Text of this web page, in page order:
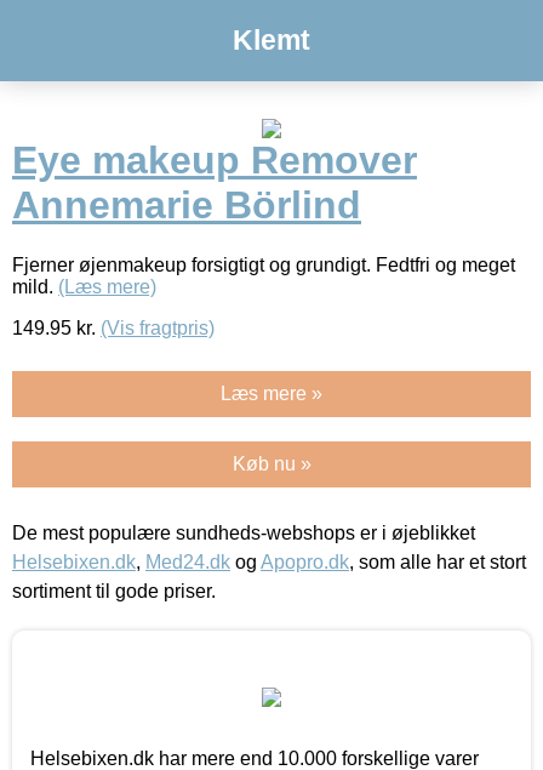
Klemt
Eye makeup Remover
Annemarie Börlind
Fjerner øjenmakeup forsigtigt og grundigt. Fedtfri og meget
mild. (Læs mere)
149.95 kr. (Vis fragtpris)
Læs mere »
Køb nu »
De mest populære sundheds-webshops er i øjeblikket
Helsebixen.dk, Med24.dk og Apopro.dk, som alle har et stort
sortiment til gode priser.
Helsebixen.dk har mere end 10.000 forskellige varer